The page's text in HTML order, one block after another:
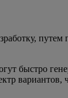
путем
быстро
вариантов,